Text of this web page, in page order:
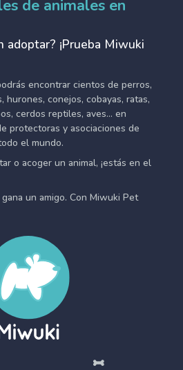
de animales en
adoptar? ¡Prueba Miwuki
encontrar cientos de perros,
hurones, conejos, cobayas, ratas,
cerdos reptiles, aves... en
protectoras y asociaciones de
el mundo.
o acoger un animal, ¡estás en el
un amigo. Con Miwuki Pet